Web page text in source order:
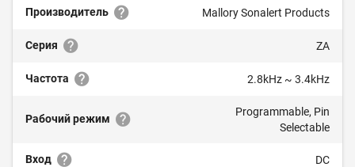
Производитель Mallory Sonalert Products
Серия ZA
Частота 2.8kHz ~ 3.4kHz
Рабочий режим
Programmable, Pin
Selectable
Вход DC